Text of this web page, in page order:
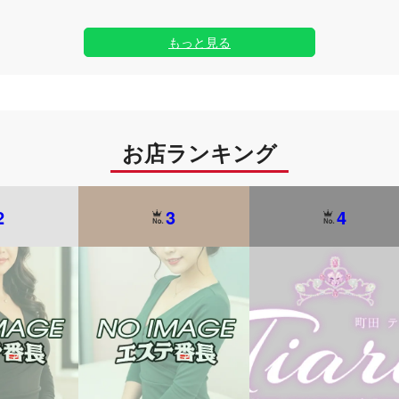
もっと見る
お店ランキング
3 4